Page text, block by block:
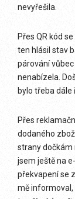
nevyřešila.
Přes QR kód
ten hlásil stav
párování
nenabízela.
bylo třeba dále
Přes
dodaného
strany dočkám
jsem ještě na
překvapení se
mě informoval,